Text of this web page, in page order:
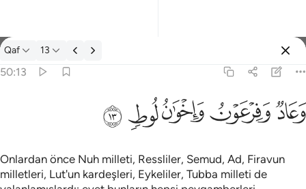
Tefsir: Qaf 50:13
Qaf 13
50:13
وَعَادٌۭ وَفِرْعَوْنُ وَإِخْوَٰنُ لُوطٍۢ ١٣
ﲳﲴﲵﲶﲷ
Onlardan önce Nuh milleti, Ressliler, Semud, Ad, Firavun
milletleri, Lut'un kardeşleri, Eykeliler, Tubba milleti de